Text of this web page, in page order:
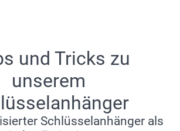
und Tricks zu
unserem
Schlüsselanhänger als